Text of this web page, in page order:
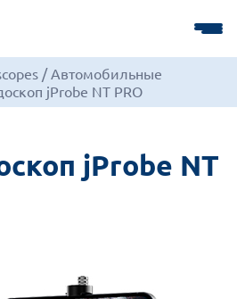
/Автомобильные
jProbe NT PRO
jProbe NT